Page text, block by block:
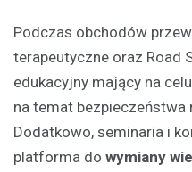
Podczas obchodów
terapeutyczne oraz Road
edukacyjny mający na
na temat bezpieczeństwa
Dodatkowo, seminaria i
platforma do wymiany